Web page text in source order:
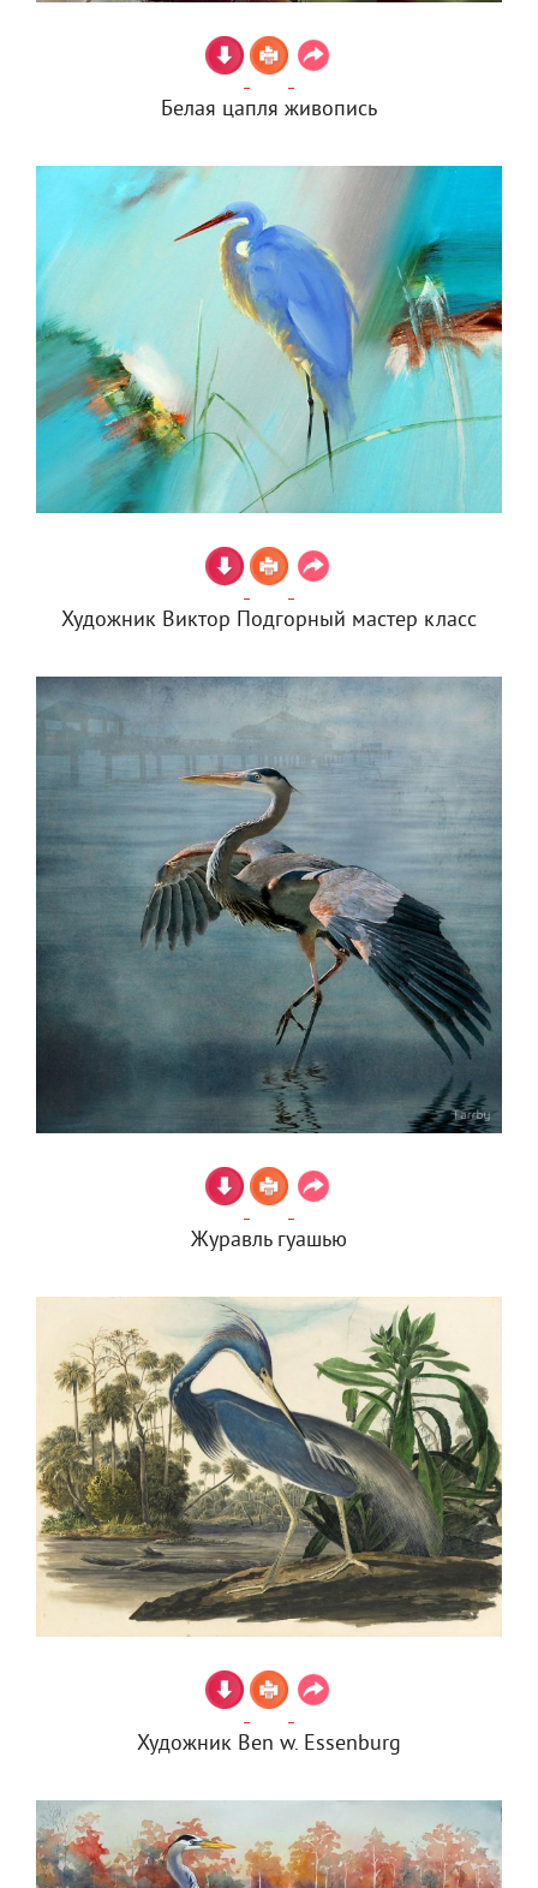
Белая цапля живопись
Художник Виктор Подгорный мастер класс
Журавль гуашью
Художник Ben w. Essenburg